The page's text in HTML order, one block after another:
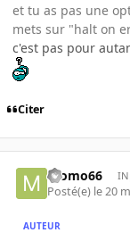
et tu as pas une
mets sur "halt on
c'est pas pour
Citer
momo66
Posté(e) le 20
AUTEUR